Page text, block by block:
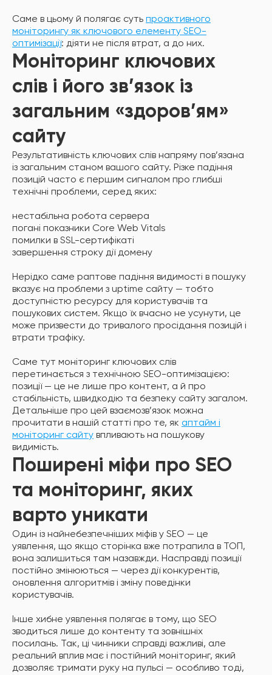
Саме в цьому й полягає суть проактивного
моніторингу як ключового елементу SEO-
оптимізації: діяти не після втрат, а до них.
Моніторинг ключових
слів і його зв’язок із
загальним «здоров’ям»
сайту
Результативність ключових слів напряму пов’язана
із загальним станом вашого сайту. Різке падіння
позицій часто є першим сигналом про глибші
технічні проблеми, серед яких:
нестабільна робота сервера
погані показники Core Web Vitals
помилки в SSL-сертифікаті
завершення строку дії домену
Нерідко саме раптове падіння видимості в пошуку
вказує на проблеми з uptime сайту — тобто
доступністю ресурсу для користувачів та
пошукових систем. Якщо їх вчасно не усунути, це
може призвести до тривалого просідання позицій і
втрати трафіку.
Саме тут моніторинг ключових слів
перетинається з технічною SEO-оптимізацією:
позиції — це не лише про контент, а й про
стабільність, швидкодію та безпеку сайту загалом.
Детальніше про цей взаємозв’язок можна
прочитати в нашій статті про те, як аптайм і
моніторинг сайту впливають на пошукову
видимість.
Поширені міфи про SEO
та моніторинг, яких
варто уникати
Один із найнебезпечніших міфів у SEO — це
уявлення, що якщо сторінка вже потрапила в ТОП,
вона залишиться там назавжди. Насправді позиції
постійно змінюються — через дії конкурентів,
оновлення алгоритмів і зміну поведінки
користувачів.
Інше хибне уявлення полягає в тому, що SEO
зводиться лише до контенту та зовнішніх
посилань. Так, ці чинники справді важливі, але
реальний вплив має і постійний моніторинг, який
дозволяє тримати руку на пульсі — особливо тоді,